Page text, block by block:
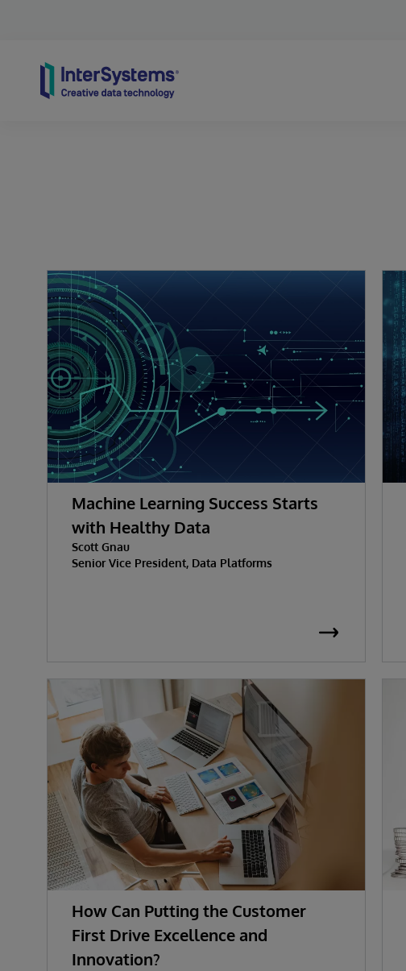
Machine Learning Success Starts
with Healthy Data
Scott Gnau
Senior Vice President, Data Platforms
How Can Putting the Customer
First Drive Excellence and
Innovation?